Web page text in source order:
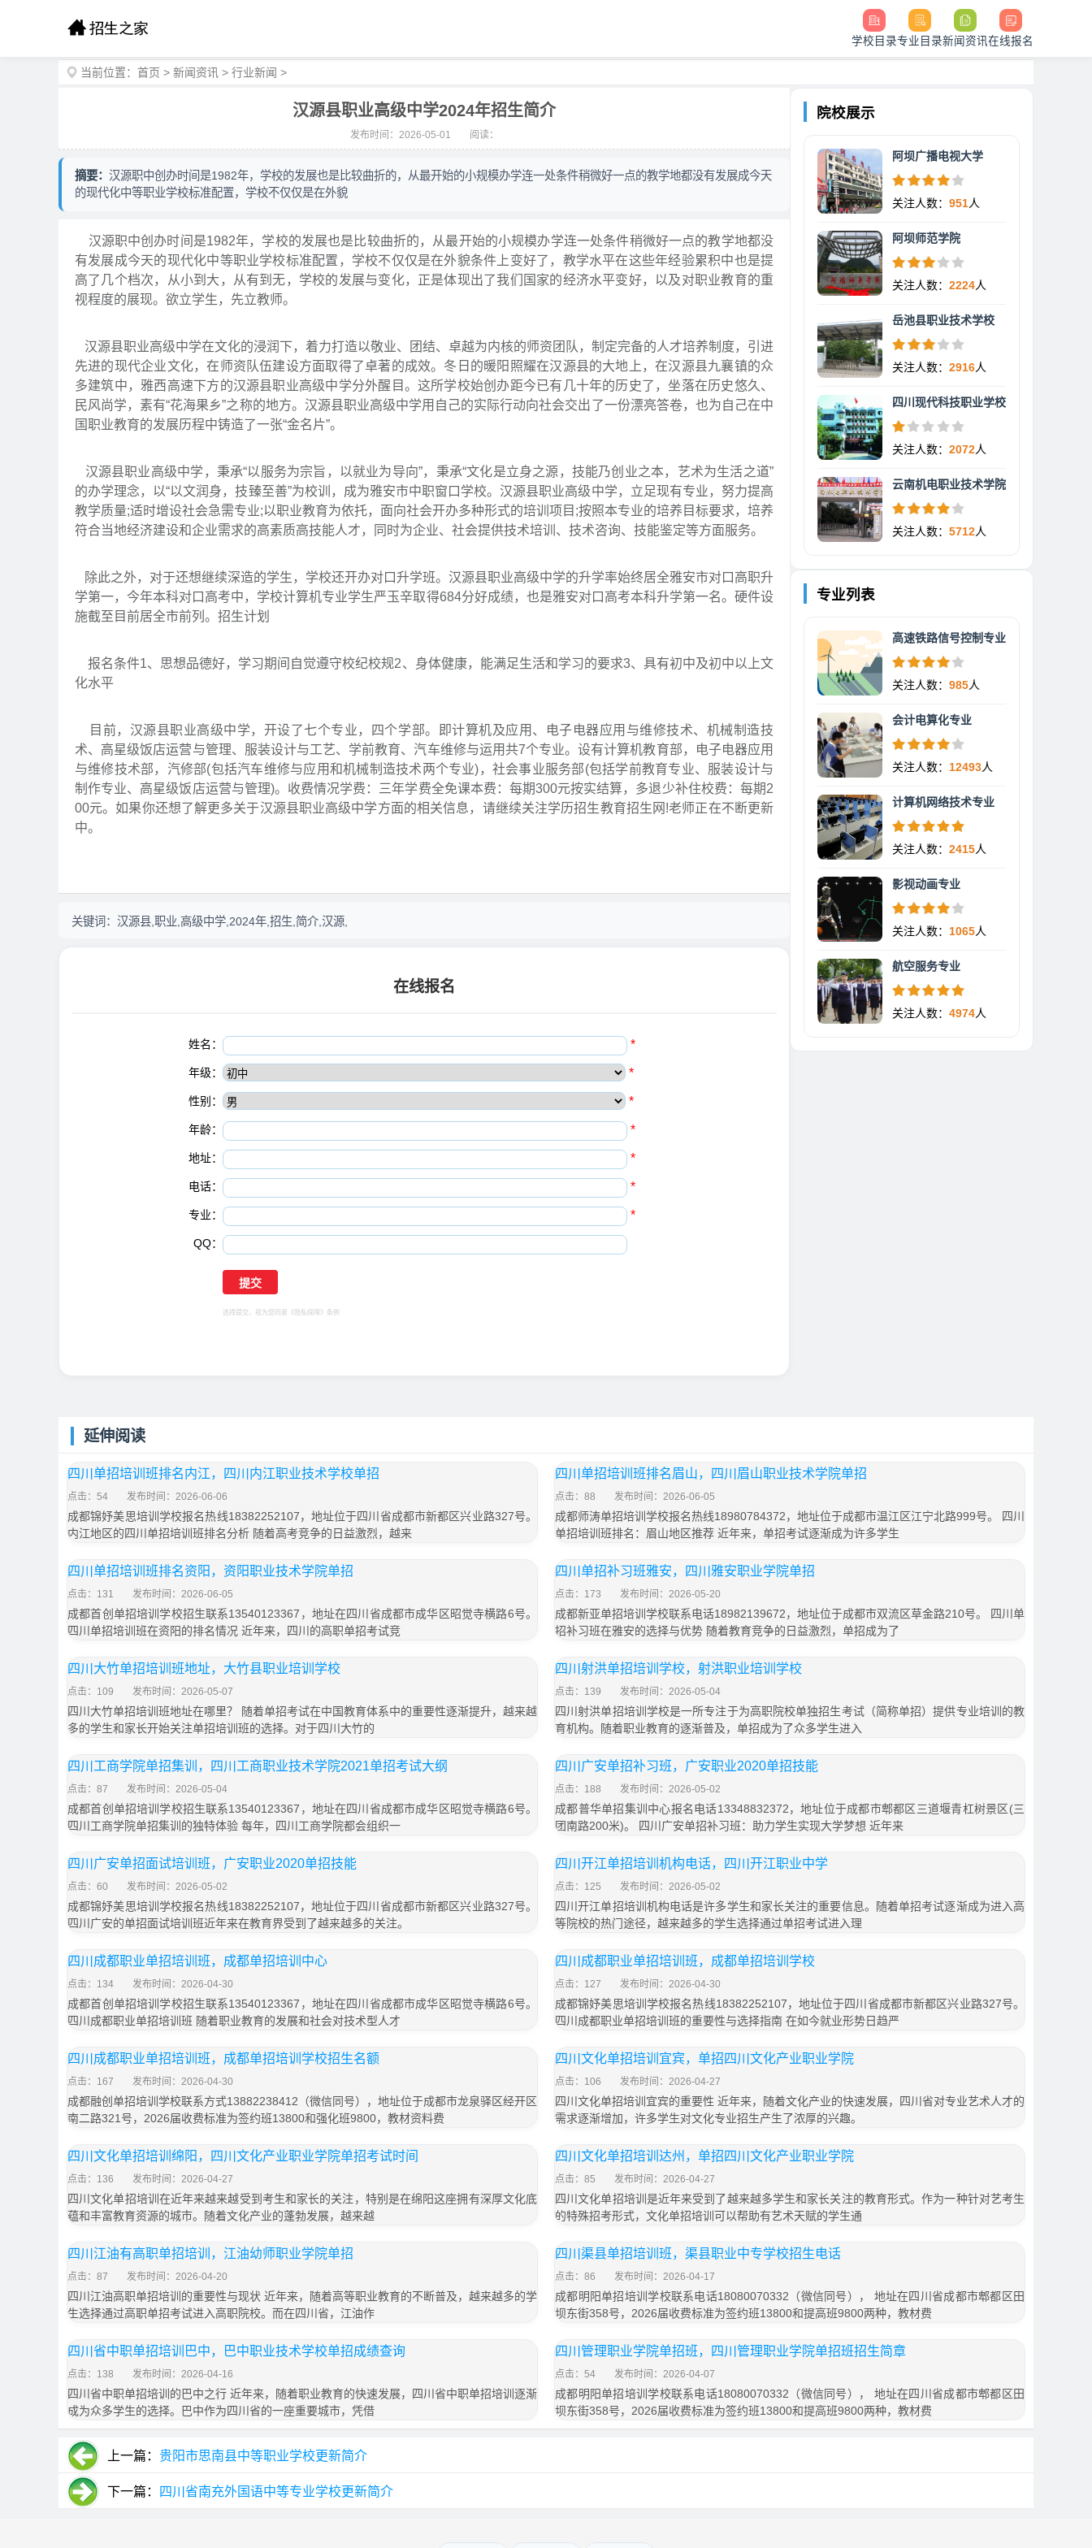
学校目录专业目录新闻资讯在线报名
当前位置： 首页 > 新闻资讯 > 行业新闻 >
汉源县职业高级中学2024年招生简介
发布时间：2026-05-01 阅读：
摘要： 汉源职中创办时间是1982年，学校的发展也是比较曲折的，从最开始的小规模办学连一处条件稍微好一点的教学地都没有发展成今天
的现代化中等职业学校标准配置，学校不仅仅是在外貌
汉源职中创办时间是1982年，学校的发展也是比较曲折的，从最开始的小规模办学连一处条件稍微好一点的教学地都没
有发展成今天的现代化中等职业学校标准配置，学校不仅仅是在外貌条件上变好了，教学水平在这些年经验累积中也是提
高了几个档次，从小到大，从有到无，学校的发展与变化，正是体现出了我们国家的经济水平变好，以及对职业教育的重
视程度的展现。欲立学生，先立教师。
汉源县职业高级中学在文化的浸润下，着力打造以敬业、团结、卓越为内核的师资团队，制定完备的人才培养制度，引进
先进的现代企业文化，在师资队伍建设方面取得了卓著的成效。冬日的暖阳照耀在汉源县的大地上，在汉源县九襄镇的众
多建筑中，雅西高速下方的汉源县职业高级中学分外醒目。这所学校始创办距今已有几十年的历史了，坐落在历史悠久、
民风尚学，素有“花海果乡”之称的地方。汉源县职业高级中学用自己的实际行动向社会交出了一份漂亮答卷，也为自己在中
国职业教育的发展历程中铸造了一张“金名片”。
汉源县职业高级中学，秉承“以服务为宗旨，以就业为导向”，秉承“文化是立身之源，技能乃创业之本，艺术为生活之道”
的办学理念，以“以文润身，技臻至善”为校训，成为雅安市中职窗口学校。汉源县职业高级中学，立足现有专业，努力提高
教学质量;适时增设社会急需专业;以职业教育为依托，面向社会开办多种形式的培训项目;按照本专业的培养目标要求，培养
符合当地经济建设和企业需求的高素质高技能人才，同时为企业、社会提供技术培训、技术咨询、技能鉴定等方面服务。
除此之外，对于还想继续深造的学生，学校还开办对口升学班。汉源县职业高级中学的升学率始终居全雅安市对口高职升
学第一，今年本科对口高考中，学校计算机专业学生严玉辛取得684分好成绩，也是雅安对口高考本科升学第一名。硬件设
施截至目前居全市前列。招生计划
报名条件1、思想品德好，学习期间自觉遵守校纪校规2、身体健康，能满足生活和学习的要求3、具有初中及初中以上文
化水平
目前，汉源县职业高级中学，开设了七个专业，四个学部。即计算机及应用、电子电器应用与维修技术、机械制造技
术、高星级饭店运营与管理、服装设计与工艺、学前教育、汽车维修与运用共7个专业。设有计算机教育部，电子电器应用
与维修技术部，汽修部(包括汽车维修与应用和机械制造技术两个专业)，社会事业服务部(包括学前教育专业、服装设计与
制作专业、高星级饭店运营与管理)。收费情况学费：三年学费全免课本费：每期300元按实结算，多退少补住校费：每期2
00元。如果你还想了解更多关于汉源县职业高级中学方面的相关信息，请继续关注学历招生教育招生网!老师正在不断更新
中。
关键词： 汉源县,职业,高级中学,2024年,招生,简介,汉源,
在线报名
姓名： *
年级： *
性别： *
年龄： *
地址： *
电话： *
专业： *
QQ：
选择提交，视为您同意 《隐私保障》 条例
院校展示
阿坝广播电视大学
关注人数： 951人
阿坝师范学院
关注人数： 2224人
岳池县职业技术学校
关注人数： 2916人
四川现代科技职业学校
关注人数： 2072人
云南机电职业技术学院
关注人数： 5712人
专业列表
高速铁路信号控制专业
关注人数： 985人
会计电算化专业
关注人数： 12493人
计算机网络技术专业
关注人数： 2415人
影视动画专业
关注人数： 1065人
航空服务专业
关注人数： 4974人
延伸阅读
四川单招培训班排名内江，四川内江职业技术学校单招
点击：54 发布时间：2026-06-06
成都锦妤美思培训学校报名热线18382252107，地址位于四川省成都市新都区兴业路327号。
内江地区的四川单招培训班排名分析 随着高考竞争的日益激烈，越来
四川单招培训班排名眉山，四川眉山职业技术学院单招
点击：88 发布时间：2026-06-05
成都师涛单招培训学校报名热线18980784372，地址位于成都市温江区江宁北路999号。 四川
单招培训班排名：眉山地区推荐 近年来，单招考试逐渐成为许多学生
四川单招培训班排名资阳，资阳职业技术学院单招
点击：131 发布时间：2026-06-05
成都首创单招培训学校招生联系13540123367，地址在四川省成都市成华区昭觉寺横路6号。
四川单招培训班在资阳的排名情况 近年来，四川的高职单招考试竞
四川单招补习班雅安，四川雅安职业学院单招
点击：173 发布时间：2026-05-20
成都新亚单招培训学校联系电话18982139672，地址位于成都市双流区草金路210号。 四川单
招补习班在雅安的选择与优势 随着教育竞争的日益激烈，单招成为了
四川大竹单招培训班地址，大竹县职业培训学校
点击：109 发布时间：2026-05-07
四川大竹单招培训班地址在哪里？ 随着单招考试在中国教育体系中的重要性逐渐提升，越来越
多的学生和家长开始关注单招培训班的选择。对于四川大竹的
四川射洪单招培训学校，射洪职业培训学校
点击：139 发布时间：2026-05-04
四川射洪单招培训学校是一所专注于为高职院校单独招生考试（简称单招）提供专业培训的教
育机构。随着职业教育的逐渐普及，单招成为了众多学生进入
四川工商学院单招集训，四川工商职业技术学院2021单招考试大纲
点击：87 发布时间：2026-05-04
成都首创单招培训学校招生联系13540123367，地址在四川省成都市成华区昭觉寺横路6号。
四川工商学院单招集训的独特体验 每年，四川工商学院都会组织一
四川广安单招补习班，广安职业2020单招技能
点击：188 发布时间：2026-05-02
成都普华单招集训中心报名电话13348832372，地址位于成都市郫都区三道堰青杠树景区(三
团南路200米)。 四川广安单招补习班：助力学生实现大学梦想 近年来
四川广安单招面试培训班，广安职业2020单招技能
点击：60 发布时间：2026-05-02
成都锦妤美思培训学校报名热线18382252107，地址位于四川省成都市新都区兴业路327号。
四川广安的单招面试培训班近年来在教育界受到了越来越多的关注。
四川开江单招培训机构电话，四川开江职业中学
点击：125 发布时间：2026-05-02
四川开江单招培训机构电话是许多学生和家长关注的重要信息。随着单招考试逐渐成为进入高
等院校的热门途径，越来越多的学生选择通过单招考试进入理
四川成都职业单招培训班，成都单招培训中心
点击：134 发布时间：2026-04-30
成都首创单招培训学校招生联系13540123367，地址在四川省成都市成华区昭觉寺横路6号。
四川成都职业单招培训班 随着职业教育的发展和社会对技术型人才
四川成都职业单招培训班，成都单招培训学校
点击：127 发布时间：2026-04-30
成都锦妤美思培训学校报名热线18382252107，地址位于四川省成都市新都区兴业路327号。
四川成都职业单招培训班的重要性与选择指南 在如今就业形势日趋严
四川成都职业单招培训班，成都单招培训学校招生名额
点击：167 发布时间：2026-04-30
成都融创单招培训学校联系方式13882238412（微信同号），地址位于成都市龙泉驿区经开区
南二路321号，2026届收费标准为签约班13800和强化班9800，教材资料费
四川文化单招培训宜宾，单招四川文化产业职业学院
点击：106 发布时间：2026-04-27
四川文化单招培训宜宾的重要性 近年来，随着文化产业的快速发展，四川省对专业艺术人才的
需求逐渐增加，许多学生对文化专业招生产生了浓厚的兴趣。
四川文化单招培训绵阳，四川文化产业职业学院单招考试时间
点击：136 发布时间：2026-04-27
四川文化单招培训在近年来越来越受到考生和家长的关注，特别是在绵阳这座拥有深厚文化底
蕴和丰富教育资源的城市。随着文化产业的蓬勃发展，越来越
四川文化单招培训达州，单招四川文化产业职业学院
点击：85 发布时间：2026-04-27
四川文化单招培训是近年来受到了越来越多学生和家长关注的教育形式。作为一种针对艺考生
的特殊招考形式，文化单招培训可以帮助有艺术天赋的学生通
四川江油有高职单招培训，江油幼师职业学院单招
点击：87 发布时间：2026-04-20
四川江油高职单招培训的重要性与现状 近年来，随着高等职业教育的不断普及，越来越多的学
生选择通过高职单招考试进入高职院校。而在四川省，江油作
四川渠县单招培训班，渠县职业中专学校招生电话
点击：86 发布时间：2026-04-17
成都明阳单招培训学校联系电话18080070332（微信同号）， 地址在四川省成都市郫都区田
坝东街358号，2026届收费标准为签约班13800和提高班9800两种，教材费
四川省中职单招培训巴中，巴中职业技术学校单招成绩查询
点击：138 发布时间：2026-04-16
四川省中职单招培训的巴中之行 近年来，随着职业教育的快速发展，四川省中职单招培训逐渐
成为众多学生的选择。巴中作为四川省的一座重要城市，凭借
四川管理职业学院单招班，四川管理职业学院单招班招生简章
点击：54 发布时间：2026-04-07
成都明阳单招培训学校联系电话18080070332（微信同号）， 地址在四川省成都市郫都区田
坝东街358号，2026届收费标准为签约班13800和提高班9800两种，教材费
上一篇： 贵阳市思南县中等职业学校更新简介
下一篇： 四川省南充外国语中等专业学校更新简介